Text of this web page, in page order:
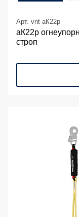
Арт. vnt aК22р
аК22р
строп